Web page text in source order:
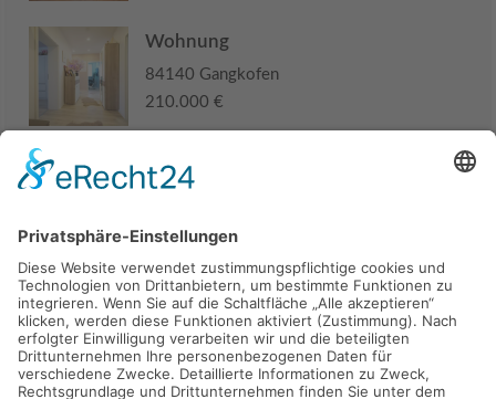
Wohnung
84140 Gangkofen
210.000 €
Haus
285.000 €
Kaufen Verkaufen Mieten Vermieten